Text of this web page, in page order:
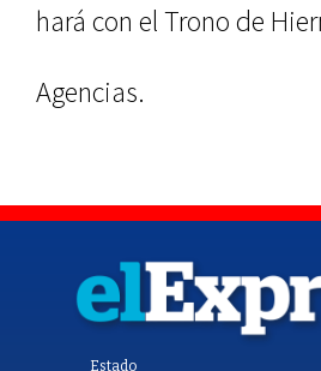
hará con el Trono de
Agencias.
Estado